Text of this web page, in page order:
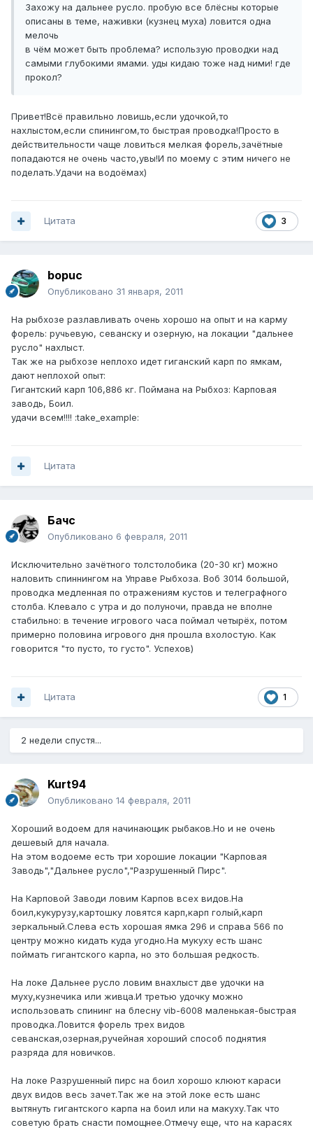
Захожу на дальнее русло. пробую все блёсны которые
описаны в теме, наживки (кузнец муха) ловится одна
мелочь
в чём может быть проблема? использую проводки над
самыми глубокими ямами. уды кидаю тоже над ними! где
прокол?
Привет!Всё правильно ловишь,если удочкой,то
нахлыстом,если спинингом,то быстрая проводка!Просто в
действительности чаще ловиться мелкая форель,зачётные
попадаются не очень часто,увы!И по моему с этим ничего не
поделать.Удачи на водоёмах)
3
Цитата
bopuc
Опубликовано 31 января, 2011
На рыбхозе разлавливать очень хорошо на опыт и на карму
форель: ручьевую, севанску и озерную, на локации "дальнее
русло" нахлыст.
Так же на рыбхозе неплохо идет гиганский карп по ямкам,
дают неплохой опыт:
Гигантский карп 106,886 кг. Поймана на Рыбхоз: Карповая
заводь, Боил.
удачи всем!!!! :take_example:
Цитата
Бачс
Опубликовано 6 февраля, 2011
Исключительно зачётного толстолобика (20-30 кг) можно
наловить спиннингом на Управе Рыбхоза. Воб 3014 большой,
проводка медленная по отражениям кустов и телеграфного
столба. Клевало с утра и до полуночи, правда не вполне
стабильно: в течение игрового часа поймал четырёх, потом
примерно половина игрового дня прошла вхолостую. Как
говорится "то пусто, то густо". Успехов)
1
Цитата
2 недели спустя...
Kurt94
Опубликовано 14 февраля, 2011
Хороший водоем для начинающик рыбаков.Но и не очень
дешевый для начала.
На этом водоеме есть три хорошие локации "Карповая
Заводь","Дальнее русло","Разрушенный Пирс".
На Карповой Заводи ловим Карпов всех видов.На
боил,кукурузу,картошку ловятся карп,карп голый,карп
зеркальный.Слева есть хорошая ямка 296 и справа 566 по
центру можно кидать куда угодно.На мукуху есть шанс
поймать гигантского карпа, но это большая редкость.
На локе Дальнее русло ловим внахлыст две удочки на
муху,кузнечика или живца.И третью удочку можно
использовать спининг на блесну vib-6008 маленькая-быстрая
проводка.Ловится форель трех видов
севанская,озерная,ручейная хороший способ поднятия
разряда для новичков.
На локе Разрушенный пирс на боил хорошо клюют караси
двух видов весь зачет.Так же на этой локе есть шанс
вытянуть гигантского карпа на боил или на макуху.Так что
советую брать снасти помощнее.Отмечу еще, что на карасях